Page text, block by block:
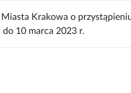
Krakowa o
10 marca 2023 r.